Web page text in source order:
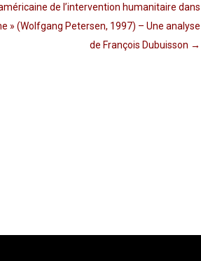
de l’intervention humanitaire dans
» (Wolfgang Petersen, 1997) – Une analyse
de François Dubuisson →